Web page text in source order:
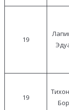
19
19